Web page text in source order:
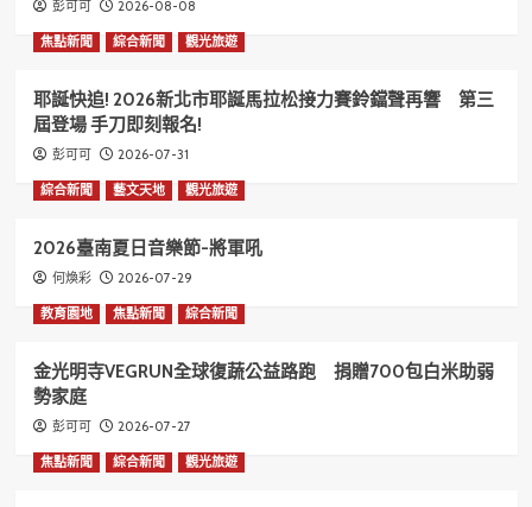
彭可可 2026-08-08
焦點新聞 綜合新聞 觀光旅遊
耶誕快追! 2026新北市耶誕馬拉松接力賽鈴鐺聲再響 第三
屆登場 手刀即刻報名!
彭可可 2026-07-31
綜合新聞 藝文天地 觀光旅遊
2026臺南夏日音樂節-將軍吼
何煥彩 2026-07-29
教育園地 焦點新聞 綜合新聞
金光明寺VEGRUN全球復蔬公益路跑 捐贈700包白米助弱
勢家庭
彭可可 2026-07-27
焦點新聞 綜合新聞 觀光旅遊